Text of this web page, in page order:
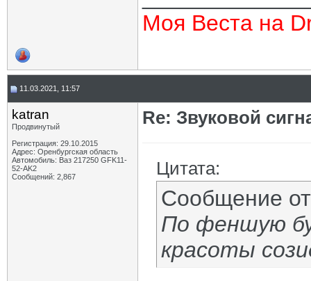
Моя Веста на
11.03.2021, 11:57
katran
Продвинутый
Регистрация: 29.10.2015
Адрес: Оренбургская область
Автомобиль: Ваз 217250 GFK11-
52-AK2
Сообщений: 2,867
Re: Звуковой
Цитата:
Сообщение
По феншую
красоты